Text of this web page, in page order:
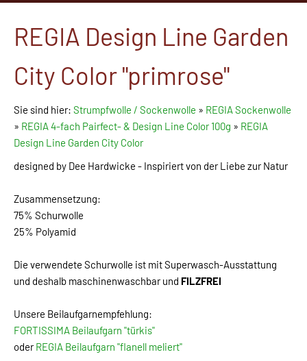
REGIA Design Line Garden
City Color "primrose"
Sie sind hier: Strumpfwolle / Sockenwolle » REGIA Sockenwolle
» REGIA 4-fach Pairfect- & Design Line Color 100g » REGIA
Design Line Garden City Color
designed by Dee Hardwicke - Inspiriert von der Liebe zur Natur
Zusammensetzung:
75% Schurwolle
25% Polyamid
Die verwendete Schurwolle ist mit Superwasch-Ausstattung
und deshalb maschinenwaschbar und FILZFREI
Unsere Beilaufgarnempfehlung:
FORTISSIMA Beilaufgarn "türkis"
oderREGIA Beilaufgarn "flanell meliert"